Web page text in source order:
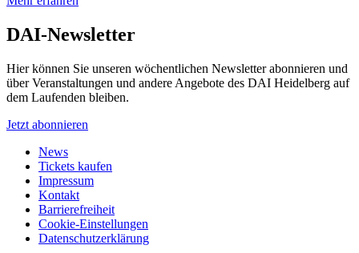
DAI-Newsletter
Hier können Sie unseren wöchentlichen Newsletter abonnieren und
über Veranstaltungen und andere Angebote des DAI Heidelberg auf
dem Laufenden bleiben.
Jetzt abonnieren
News
Tickets kaufen
Impressum
Kontakt
Barrierefreiheit
Cookie-Einstellungen
Datenschutzerklärung